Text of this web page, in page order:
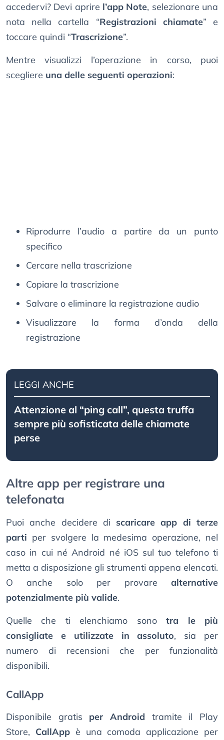
accedervi? Devi aprire l’app Note, selezionare una
nota nella cartella “Registrazioni chiamate” e
toccare quindi “Trascrizione”.
Mentre visualizzi l’operazione in corso, puoi
scegliere una delle seguenti operazioni:
Riprodurre l’audio a partire da un punto
specifico
Cercare nella trascrizione
Copiare la trascrizione
Salvare o eliminare la registrazione audio
Visualizzare la forma d’onda della
registrazione
LEGGI ANCHE
Attenzione al “ping call”, questa truffa
sempre più sofisticata delle chiamate
perse
Altre app per registrare una
telefonata
Puoi anche decidere di scaricare app di terze
parti per svolgere la medesima operazione, nel
caso in cui né Android né iOS sul tuo telefono ti
metta a disposizione gli strumenti appena elencati.
O anche solo per provare alternative
potenzialmente più valide.
Quelle che ti elenchiamo sonotra le più
consigliate e utilizzate in assoluto, sia per
numero di recensioni che per funzionalità
disponibili.
CallApp
Disponibile gratis per Android tramite il Play
Store, CallAppè una comoda applicazione per